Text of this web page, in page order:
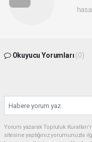
Okuyucu Yorumları (0)
Yorum yazarak Topluluk
sitesine yaptığınız yorumunuzla